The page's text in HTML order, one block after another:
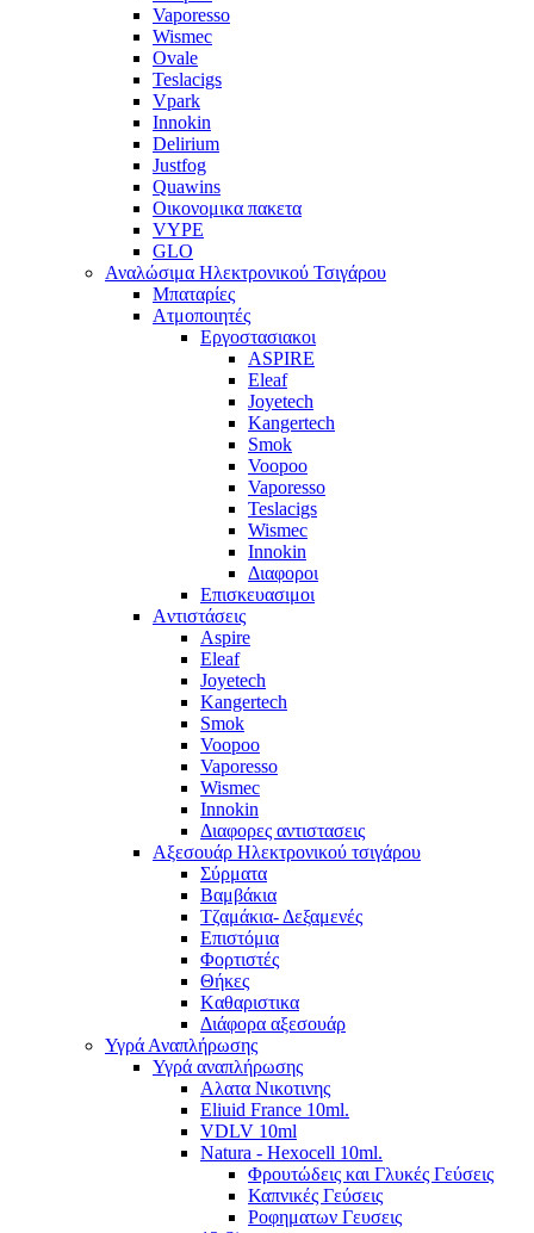
Vaporesso
Wismec
Ovale
Teslacigs
Vpark
Innokin
Delirium
Justfog
Quawins
Οικονομικα πακετα
VYPE
GLO
Αναλώσιμα Ηλεκτρονικού Τσιγάρου
Μπαταρίες
Ατμοποιητές
Εργοστασιακοι
ΑSPIRE
Eleaf
Joyetech
Kangertech
Smok
Voopoo
Vaporesso
Teslacigs
Wismec
Innokin
Διαφοροι
Επισκευασιμοι
Aντιστάσεις
Aspire
Eleaf
Joyetech
Kangertech
Smok
Voopoo
Vaporesso
Wismec
Ιnnokin
Διαφορες αντιστασεις
Αξεσουάρ Ηλεκτρονικού τσιγάρου
Σύρματα
Βαμβάκια
Τζαμάκια- Δεξαμενές
Επιστόμια
Φορτιστές
Θήκες
Kαθαριστικα
Διάφορα αξεσουάρ
Υγρά Αναπλήρωσης
Υγρά αναπλήρωσης
Aλατα Νικοτινης
Eliuid France 10ml.
VDLV 10ml
Natura - Hexocell 10ml.
Φρουτώδεις και Γλυκές Γεύσεις
Καπνικές Γεύσεις
Ροφηματων Γευσεις